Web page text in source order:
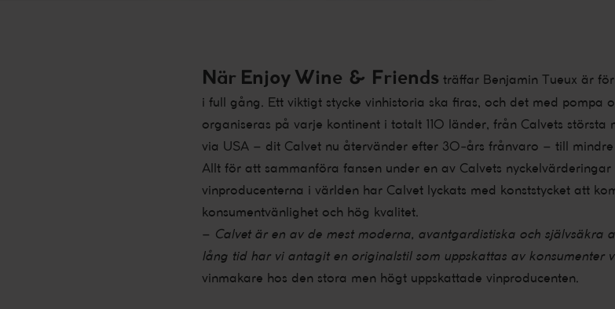
När EnjoyWine & Friends träffar Benjamin Tueux är
i full gång. Ett viktigt stycke vinhistoria ska firas, och det med pompa
organiseras på varje kontinent i totalt 110 länder, från Calvets största
via USA – dit Calvet nu återvänder efter 30-års frånvaro – till
Allt för att sammanföra fansen under en av Calvets
vinproducenterna i världen har Calvet lyckats med konststycket att
konsumentvänlighet och hög kvalitet.
– Calvet är en av de mest moderna, avantgardistiska och självsäkra
lång tid har vi antagit en originalstil som uppskattas av konsumenter
vinmakare hos den stora men högt uppskattade vinproducenten.